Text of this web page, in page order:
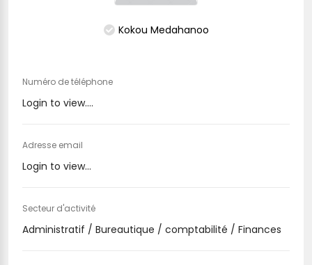
Kokou Medahanoo
Numéro de téléphone
Login to view....
Adresse email
Login to view...
Secteur d'activité
Administratif / Bureautique / comptabilité / Finances